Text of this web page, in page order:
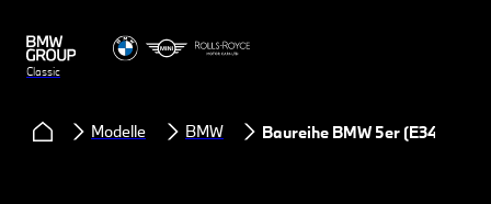
Classic
Modelle BMW Baureihe BMW 5er (E34)